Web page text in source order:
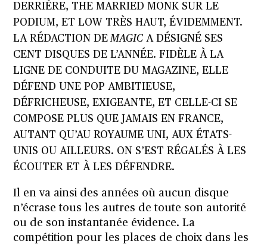
DERRIÈRE, THE MARRIED MONK SUR LE
PODIUM, ET LOW TRÈS HAUT, ÉVIDEMMENT.
LA RÉDACTION DEMAGIC A DÉSIGNÉ SES
CENT DISQUES DE L’ANNÉE. FIDÈLE À LA
LIGNE DE CONDUITE DU MAGAZINE, ELLE
DÉFEND UNE POP AMBITIEUSE,
DÉFRICHEUSE, EXIGEANTE, ET CELLE-CI SE
COMPOSE PLUS QUE JAMAIS EN FRANCE,
AUTANT QU’AU ROYAUME UNI, AUX ÉTATS-
UNIS OU AILLEURS. ON S’EST RÉGALÉS À LES
ÉCOUTER ET À LES DÉFENDRE.
Il en va ainsi des années où aucun disque
n’écrase tous les autres de toute son autorité
ou de son instantanée évidence. La
compétition pour les places de choix dans les